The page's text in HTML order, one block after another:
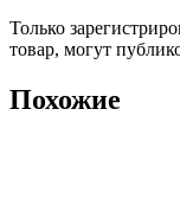
Только
товар, могут
Похожие